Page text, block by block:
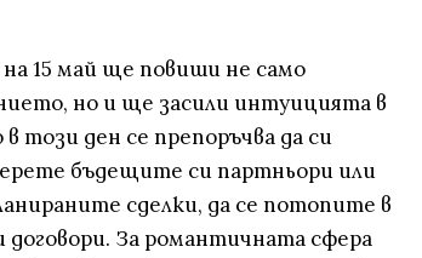
15 май ще повиши не само
но и ще засили интуицията в
този ден се препоръчва да си
бъдещите си партньори или
сделки, да се потопите в
договори. За романтичната сфера